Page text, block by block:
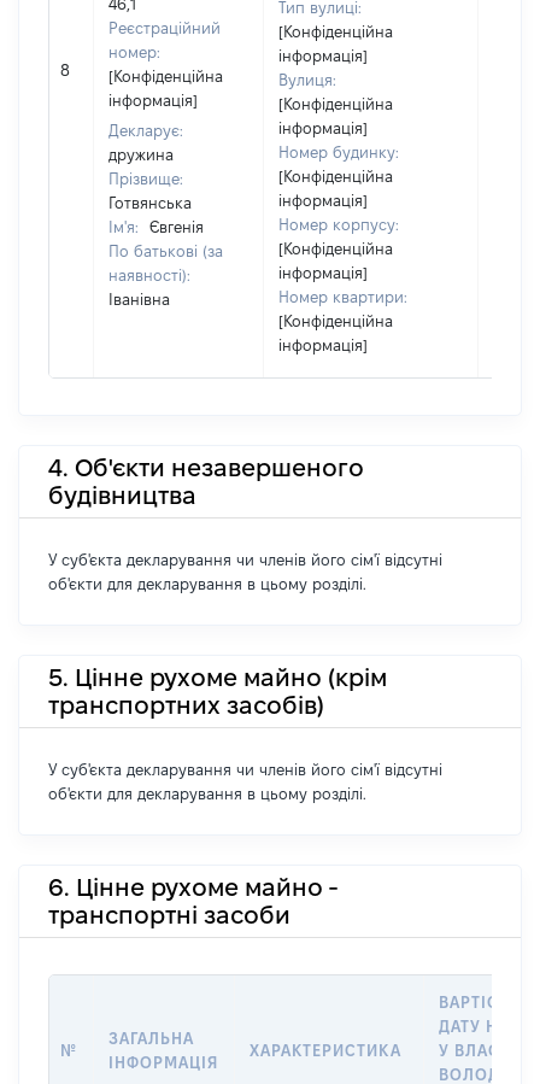
8
46,1
Реєстраційний
номер:
[Конфіденційна
інформація]
Декларує:
дружина
Прізвище:
Готвянська
Ім'я:
Євгенія
По батькові (за
наявності):
Іванівна
Тип вулиці:
[Конфіденційна
інформація]
Вулиця:
[Конфіденційна
інформація]
Номер будинку:
[Конфіденційна
інформація]
Номер корпусу:
[Конфіденційна
інформація]
Номер квартири:
[Конфіденційна
інформація]
4. Об'єкти незавершеного
будівництва
У суб'єкта декларування чи членів його сім'ї відсутні
об'єкти для декларування в цьому розділі.
5. Цінне рухоме майно (крім
транспортних засобів)
У суб'єкта декларування чи членів його сім'ї відсутні
об'єкти для декларування в цьому розділі.
6. Цінне рухоме майно -
транспортні засоби
№
ЗАГАЛЬНА
ІНФОРМАЦІЯ
ХАРАКТЕРИСТИКА
ВАРТІСТЬ
ДАТУ
У